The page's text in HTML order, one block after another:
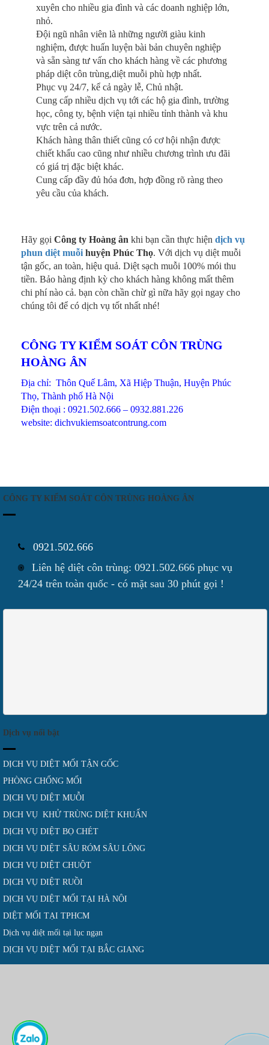
xuyên cho nhiều gia đình và các doanh nghiệp lớn,
nhỏ.
Đội ngũ nhân viên là những người giàu kinh
nghiệm, được huấn luyện bài bản chuyên nghiệp
và sẵn sàng tư vấn cho khách hàng về các phương
pháp diệt côn trùng,diệt muỗi phù hợp nhất.
Phục vụ 24/7, kể cả ngày lễ, Chủ nhật.
Cung cấp nhiều dịch vụ tới các hộ gia đình, trường
học, công ty, bệnh viện tại nhiều tỉnh thành và khu
vực trên cả nước.
Khách hàng thân thiết cũng có cơ hội nhận được
chiết khấu cao cũng như nhiều chương trình ưu đãi
có giá trị đặc biệt khác.
Cung cấp đầy đủ hóa đơn, hợp đồng rõ ràng theo
yêu cầu của khách.
Hãy gọi Công ty Hoàng ân khi bạn cần thực hiện dịch vụ
phun diệt muỗi huyện Phúc Thọ. Với dịch vụ diệt muỗi
tận gốc, an toàn, hiệu quả. Diệt sạch muỗi 100% mói thu
tiền. Bảo hàng định kỳ cho khách hàng không mất thêm
chi phí nào cả. bạn còn chần chừ gì nữa hãy gọi ngay cho
chúng tôi để có dịch vụ tốt nhất nhé!
CÔNG TY KIỂM SOÁT CÔN TRÙNG
HOÀNG ÂN
Địa chỉ: Thôn Quế Lâm, Xã Hiệp Thuận, Huyện Phúc
Thọ, Thành phố Hà Nội
Điện thoại : 0921.502.666 – 0932.881.226
website: dichvukiemsoatcontrung.com
CÔNG TY KIỂM SOÁT CÔN TRÙNG HOÀNG ÂN
0921.502.666
Liên hệ diệt côn trùng: 0921.502.666 phục vụ
24/24 trên toàn quốc - có mặt sau 30 phút gọi !
Dịch vụ nổi bật
DỊCH VỤ DIỆT MỐI TẬN GỐC
PHÒNG CHỐNG MỐI
DỊCH VỤ DIỆT MUỖI
DỊCH VỤ KHỬ TRÙNG DIỆT KHUẨN
DỊCH VỤ DIỆT BỌ CHÉT
DỊCH VỤ DIỆT SÂU RÓM SÂU LÔNG
DỊCH VỤ DIỆT CHUỘT
DỊCH VỤ DIỆT RUỒI
DỊCH VỤ DIỆT MỐI TẠI HÀ NỘI
DIỆT MỐI TẠI TPHCM
Dịch vụ diệt mối tại lục ngạn
DỊCH VỤ DIỆT MỐI TẠI BẮC GIANG